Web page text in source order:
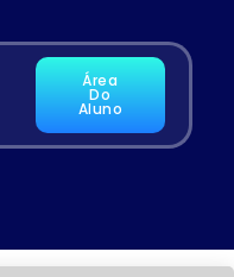
Área
Do
Aluno